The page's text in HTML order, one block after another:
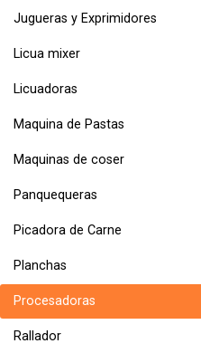
Jugueras y Exprimidores
Licua mixer
Licuadoras
Maquina de Pastas
Maquinas de coser
Panquequeras
Picadora de Carne
Planchas
Procesadoras
Rallador